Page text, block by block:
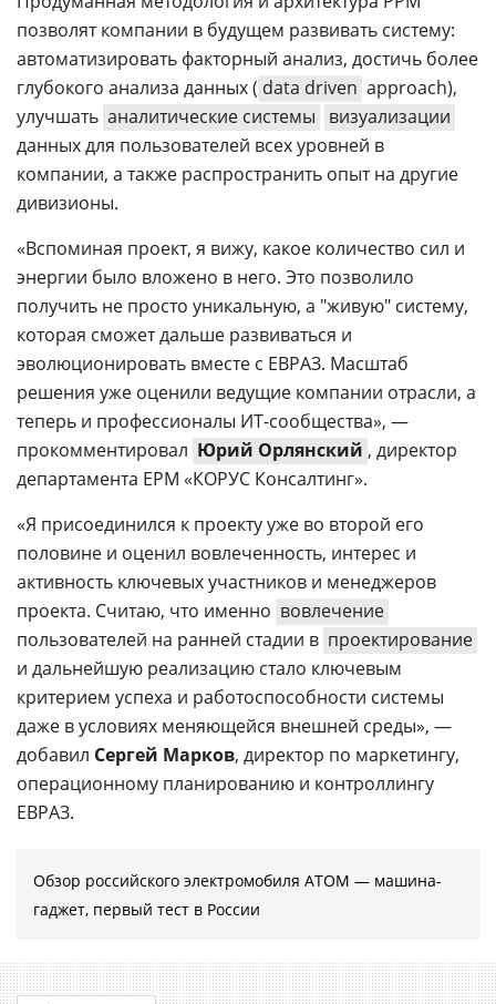
позволят компании в будущем развивать систему:
автоматизировать факторный анализ, достичь более
глубокого анализа данных ( data driven approach),
улучшать аналитические системы
визуализации
данных для пользователей всех уровней в
компании, а также распространить опыт на другие
дивизионы.
«Вспоминая проект, я вижу, какое количество сил и
энергии было вложено в него. Это позволило
получить не просто уникальную, а "живую" систему,
которая сможет дальше развиваться и
эволюционировать вместе с ЕВРАЗ. Масштаб
решения уже оценили ведущие компании отрасли, а
теперь и профессионалы ИТ-сообщества», —
прокомментировал Юрий Орлянский , директор
департамента ЕРМ «КОРУС Консалтинг».
«Я присоединился к проекту уже во второй его
половине и оценил вовлеченность, интерес и
активность ключевых участников и менеджеров
проекта. Считаю, что именно вовлечение
пользователей на ранней стадии в проектирование
и дальнейшую реализацию стало ключевым
критерием успеха и работоспособности системы
даже в условиях меняющейся внешней среды», —
добавил Сергей Марков, директор по маркетингу,
операционному планированию и контроллингу
ЕВРАЗ.
Обзор российского электромобиля АТОМ — машина-
гаджет, первый тест в России